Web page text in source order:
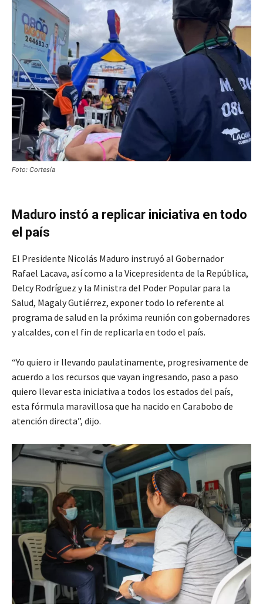
Foto: Cortesía
Maduro instó a replicar iniciativa en todo
el país
El Presidente Nicolás Maduro instruyó al Gobernador
Rafael Lacava, así como a la Vicepresidenta de la República,
Delcy Rodríguez y la Ministra del Poder Popular para la
Salud, Magaly Gutiérrez, exponer todo lo referente al
programa de salud en la próxima reunión con gobernadores
y alcaldes, con el fin de replicarla en todo el país.
“Yo quiero ir llevando paulatinamente, progresivamente de
acuerdo a los recursos que vayan ingresando, paso a paso
quiero llevar esta iniciativa a todos los estados del país,
esta fórmula maravillosa que ha nacido en Carabobo de
atención directa”, dijo.